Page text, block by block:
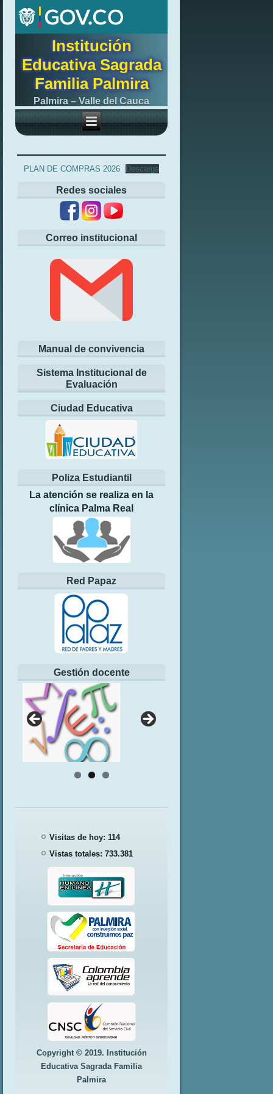
Institución
Educativa Sagrada
Familia Palmira
Palmira – Valle del Cauca
PLAN DE COMPRAS 2026 Descarga
Redes sociales
Correo institucional
Manual de convivencia
Sistema Institucional de
Evaluación
Ciudad Educativa
Poliza Estudiantil
La atención se realiza en la
clínica Palma Real
Red Papaz
Gestión docente
Visitas de hoy: 114
Vistas totales:733.381
Copyright © 2019. Institución
Educativa Sagrada Familia
Palmira